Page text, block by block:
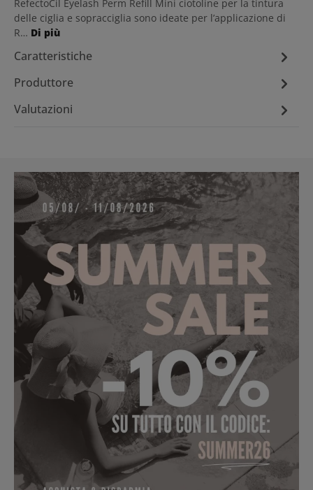
RefectoCil Eyelash Perm Refill Mini ciotoline per la tintura
delle ciglia e sopracciglia sono ideate per l’applicazione di
R… Di più
Caratteristiche
Produttore
Valutazioni